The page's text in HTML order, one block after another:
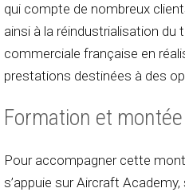
qui compte de nombreux
ainsi à la réindustrialisation du
commerciale française en
prestations destinées à des
Formation et
Pour accompagner cette
s’appuie sur Aircraft